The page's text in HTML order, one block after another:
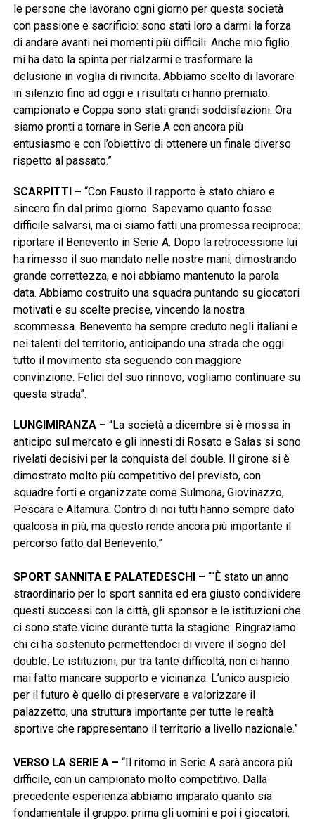
le persone che lavorano ogni giorno per questa società
con passione e sacrificio: sono stati loro a darmi la forza
di andare avanti nei momenti più difficili. Anche mio figlio
mi ha dato la spinta per rialzarmi e trasformare la
delusione in voglia di rivincita. Abbiamo scelto di lavorare
in silenzio fino ad oggi e i risultati ci hanno premiato:
campionato e Coppa sono stati grandi soddisfazioni. Ora
siamo pronti a tornare in Serie A con ancora più
entusiasmo e con l’obiettivo di ottenere un finale diverso
rispetto al passato.”
SCARPITTI – “Con Fausto il rapporto è stato chiaro e
sincero fin dal primo giorno. Sapevamo quanto fosse
difficile salvarsi, ma ci siamo fatti una promessa reciproca:
riportare il Benevento in Serie A. Dopo la retrocessione lui
ha rimesso il suo mandato nelle nostre mani, dimostrando
grande correttezza, e noi abbiamo mantenuto la parola
data. Abbiamo costruito una squadra puntando su giocatori
motivati e su scelte precise, vincendo la nostra
scommessa. Benevento ha sempre creduto negli italiani e
nei talenti del territorio, anticipando una strada che oggi
tutto il movimento sta seguendo con maggiore
convinzione. Felici del suo rinnovo, vogliamo continuare su
questa strada”.
LUNGIMIRANZA – “La società a dicembre si è mossa in
anticipo sul mercato e gli innesti di Rosato e Salas si sono
rivelati decisivi per la conquista del double. Il girone si è
dimostrato molto più competitivo del previsto, con
squadre forti e organizzate come Sulmona, Giovinazzo,
Pescara e Altamura. Contro di noi tutti hanno sempre dato
qualcosa in più, ma questo rende ancora più importante il
percorso fatto dal Benevento.”
SPORT SANNITA E PALATEDESCHI – ““È stato un anno
straordinario per lo sport sannita ed era giusto condividere
questi successi con la città, gli sponsor e le istituzioni che
ci sono state vicine durante tutta la stagione. Ringraziamo
chi ci ha sostenuto permettendoci di vivere il sogno del
double. Le istituzioni, pur tra tante difficoltà, non ci hanno
mai fatto mancare supporto e vicinanza. L’unico auspicio
per il futuro è quello di preservare e valorizzare il
palazzetto, una struttura importante per tutte le realtà
sportive che rappresentano il territorio a livello nazionale.”
VERSO LA SERIE A – “Il ritorno in Serie A sarà ancora più
difficile, con un campionato molto competitivo. Dalla
precedente esperienza abbiamo imparato quanto sia
fondamentale il gruppo: prima gli uomini e poi i giocatori.